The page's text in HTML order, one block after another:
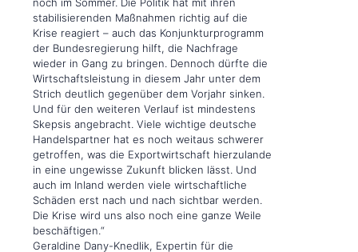
stabilisierenden Maßnahmen richtig auf die
Krise reagiert – auch das Konjunkturprogramm
der Bundesregierung hilft, die Nachfrage
wieder in Gang zu bringen. Dennoch dürfte die
Wirtschaftsleistung in diesem Jahr unter dem
Strich deutlich gegenüber dem Vorjahr sinken.
Und für den weiteren Verlauf ist mindestens
Skepsis angebracht. Viele wichtige deutsche
Handelspartner hat es noch weitaus schwerer
getroffen, was die Exportwirtschaft hierzulande
in eine ungewisse Zukunft blicken lässt. Und
auch im Inland werden viele wirtschaftliche
Schäden erst nach und nach sichtbar werden.
Die Krise wird uns also noch eine ganze Weile
beschäftigen.“
Geraldine Dany-Knedlik, Expertin für die